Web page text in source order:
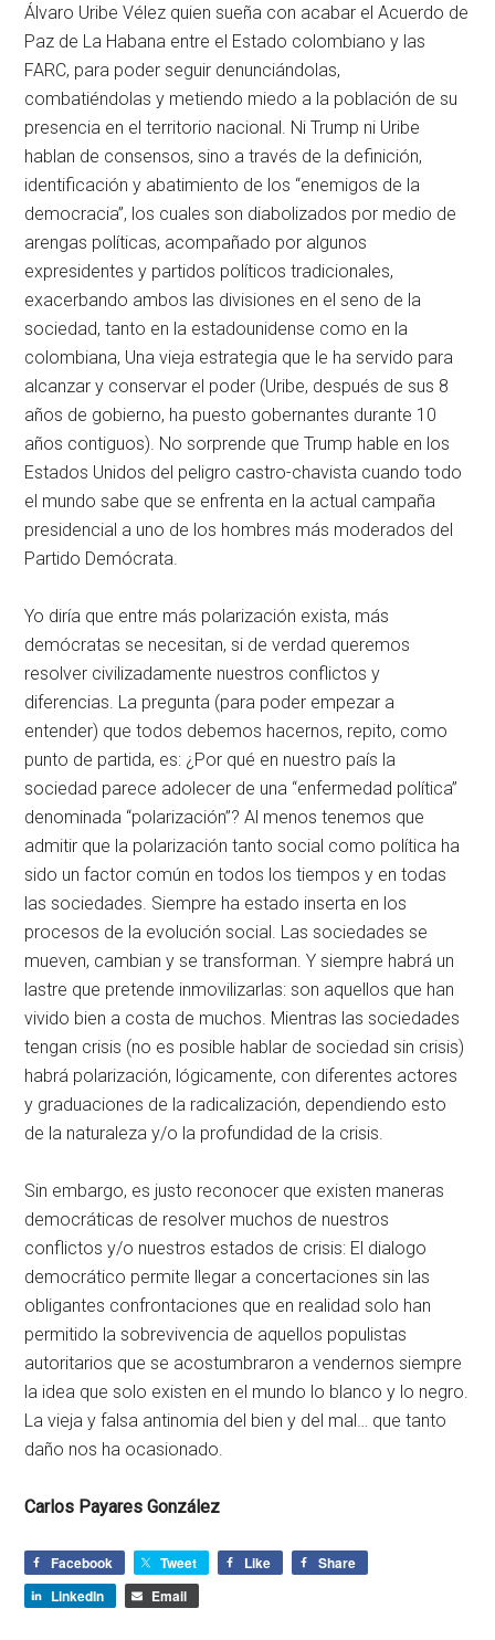
Álvaro Uribe Vélez quien sueña con acabar el Acuerdo de
Paz de La Habana entre el Estado colombiano y las
FARC, para poder seguir denunciándolas,
combatiéndolas y metiendo miedo a la población de su
presencia en el territorio nacional. Ni Trump ni Uribe
hablan de consensos, sino a través de la definición,
identificación y abatimiento de los “enemigos de la
democracia”, los cuales son diabolizados por medio de
arengas políticas, acompañado por algunos
expresidentes y partidos políticos tradicionales,
exacerbando ambos las divisiones en el seno de la
sociedad, tanto en la estadounidense como en la
colombiana, Una vieja estrategia que le ha servido para
alcanzar y conservar el poder (Uribe, después de sus 8
años de gobierno, ha puesto gobernantes durante 10
años contiguos). No sorprende que Trump hable en los
Estados Unidos del peligro castro-chavista cuando todo
el mundo sabe que se enfrenta en la actual campaña
presidencial a uno de los hombres más moderados del
Partido Demócrata.
Yo diría que entre más polarización exista, más
demócratas se necesitan, si de verdad queremos
resolver civilizadamente nuestros conflictos y
diferencias. La pregunta (para poder empezar a
entender) que todos debemos hacernos, repito, como
punto de partida, es: ¿Por qué en nuestro país la
sociedad parece adolecer de una “enfermedad política”
denominada “polarización”? Al menos tenemos que
admitir que la polarización tanto social como política ha
sido un factor común en todos los tiempos y en todas
las sociedades. Siempre ha estado inserta en los
procesos de la evolución social. Las sociedades se
mueven, cambian y se transforman. Y siempre habrá un
lastre que pretende inmovilizarlas: son aquellos que han
vivido bien a costa de muchos. Mientras las sociedades
tengan crisis (no es posible hablar de sociedad sin crisis)
habrá polarización, lógicamente, con diferentes actores
y graduaciones de la radicalización, dependiendo esto
de la naturaleza y/o la profundidad de la crisis.
Sin embargo, es justo reconocer que existen maneras
democráticas de resolver muchos de nuestros
conflictos y/o nuestros estados de crisis: El dialogo
democrático permite llegar a concertaciones sin las
obligantes confrontaciones que en realidad solo han
permitido la sobrevivencia de aquellos populistas
autoritarios que se acostumbraron a vendernos siempre
la idea que solo existen en el mundo lo blanco y lo negro.
La vieja y falsa antinomia del bien y del mal… que tanto
daño nos ha ocasionado.
Carlos Payares González
Facebook Tweet Like
Share
LinkedIn
Email